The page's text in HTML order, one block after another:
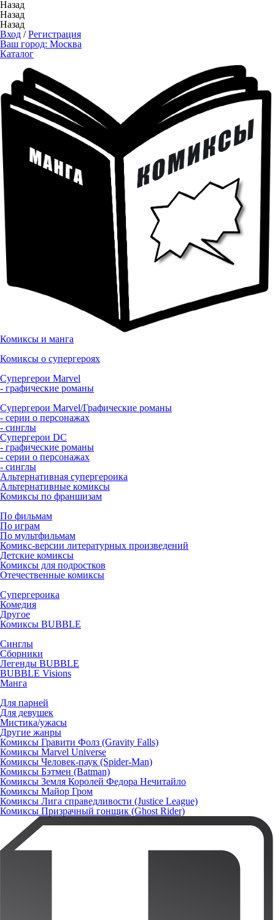
Назад
Назад
Назад
Вход /Регистрация
Ваш город: Москва
Каталог
Комиксы и манга
Комиксы о супергероях
Супергерои Marvel
- графические романы
Супергерои Marvel/Графические романы
- серии о персонажах
- синглы
Супергерои DC
- графические романы
- серии о персонажах
- синглы
Альтернативная супергероика
Альтернативные комиксы
Комиксы по франшизам
По фильмам
По играм
По мультфильмам
Комикс-версии литературных произведений
Детские комиксы
Комиксы для подростков
Отечественные комиксы
Супергероика
Комедия
Другое
Комиксы BUBBLE
Синглы
Сборники
Легенды BUBBLE
BUBBLE Visions
Манга
Для парней
Для девушек
Мистика/ужасы
Другие жанры
Комиксы Гравити Фолз (Gravity Falls)
Комиксы Marvel Universe
Комиксы Человек-паук (Spider-Man)
Комиксы Бэтмен (Batman)
Комиксы Земля Королей Федора Нечитайло
Комиксы Майор Гром
Комиксы Лига справедливости (Justice League)
Комиксы Призрачный гонщик (Ghost Rider)